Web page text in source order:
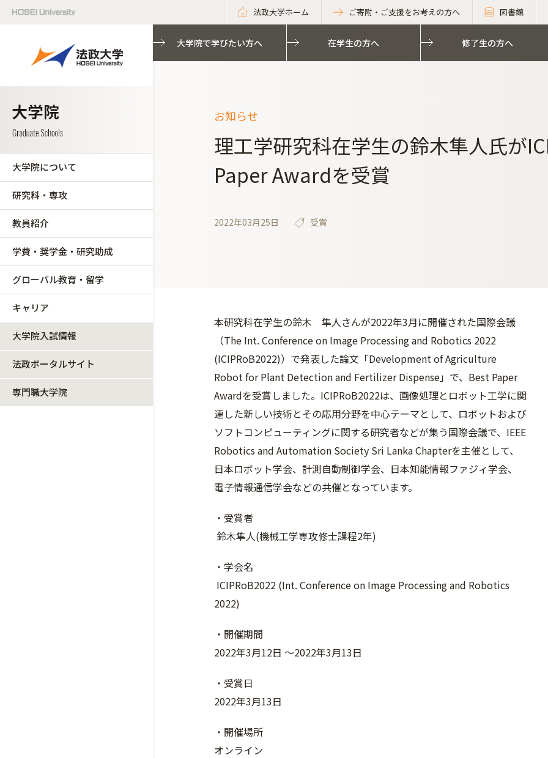
法政大学ホーム ご寄附・ご支援をお考えの方へ 図書館
大学院について
研究科・専攻
教員紹介
学費・奨学金・研究助成
グローバル教育・留学
キャリア
大学院入試情報
法政ポータルサイト
専門職大学院
大学院で学びたい方へ 在学生の方へ 修了生の方へ
お知らせ
理工学研究科在学生の鈴木隼人氏が
Paper Awardを受賞
2022年03月25日 受賞
本研究科在学生の鈴木 隼人さんが2022年3月に開催された国際会議
（The Int. Conference on Image Processing and Robotics 2022
(ICIPRoB2022)）で発表した論文「Development of Agriculture
Robot for Plant Detection and Fertilizer Dispense」で、Best Paper
Awardを受賞しました。ICIPRoB2022は、画像処理とロボット工学に関
連した新しい技術とその応用分野を中心テーマとして、ロボットおよび
ソフトコンピューティングに関する研究者などが集う国際会議で、IEEE
Robotics and Automation Society Sri Lanka Chapterを主催として、
日本ロボット学会、計測自動制御学会、日本知能情報ファジィ学会、
電子情報通信学会などの共催となっています。
・受賞者
鈴木隼人(機械工学専攻修士課程2年)
・学会名
ICIPRoB2022 (Int. Conference on Image Processing and Robotics
2022)
・開催期間
2022年3月12日 ～2022年3月13日
・受賞日
2022年3月13日
・開催場所
オンライン